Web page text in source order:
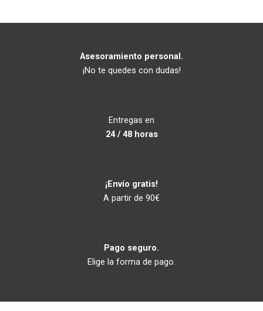
Asesoramiento personal.
¡No te quedes con dudas!
Entregas en
24 / 48 horas
¡Envío gratis!
A partir de 90€
Pago seguro.
Elige la forma de pago.